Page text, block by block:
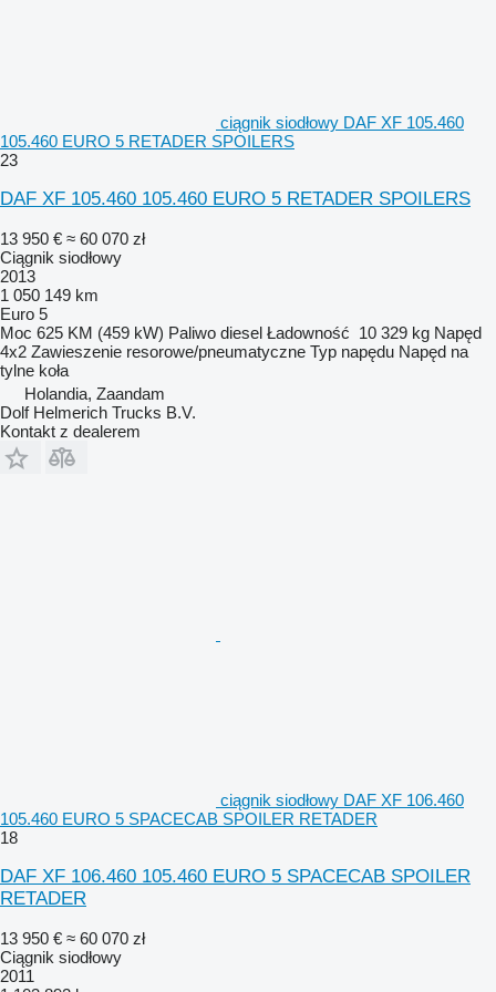
ciągnik siodłowy DAF XF 105.460
105.460 EURO 5 RETADER SPOILERS
23
DAF XF 105.460 105.460 EURO 5 RETADER SPOILERS
13 950 € ≈ 60 070 zł
Ciągnik siodłowy
2013
1 050 149 km
Euro 5
Moc 625 KM (459 kW) Paliwo diesel Ładowność 10 329 kg Napęd
4x2 Zawieszenie resorowe/pneumatyczne Typ napędu Napęd na
tylne koła
Holandia, Zaandam
Dolf Helmerich Trucks B.V.
Kontakt z dealerem
ciągnik siodłowy DAF XF 106.460
105.460 EURO 5 SPACECAB SPOILER RETADER
18
DAF XF 106.460 105.460 EURO 5 SPACECAB SPOILER
RETADER
13 950 € ≈ 60 070 zł
Ciągnik siodłowy
2011